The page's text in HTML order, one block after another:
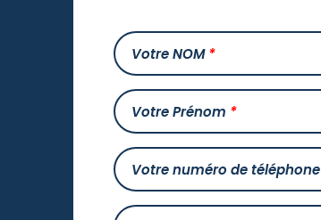
Votre NOM*
Votre Prénom *
Votre numéro de téléphone